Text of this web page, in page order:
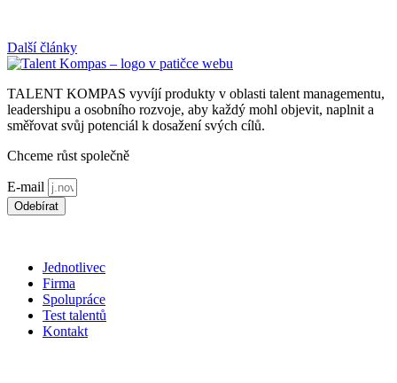
Další články
TALENT KOMPAS vyvíjí produkty v oblasti talent managementu,
leadershipu a osobního rozvoje, aby každý mohl objevit, naplnit a
směřovat svůj potenciál k dosažení svých cílů.
Chceme růst společně
E-mail
Odebírat
Jednotlivec
Firma
Spolupráce
Test talentů
Kontakt